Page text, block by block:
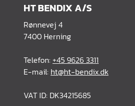
Emballage
Glas & spejle
HT BENDIX A/S
Rønnevej 4
7400 Herning
Telefon: +45 9626 3311
E-mail: ht@ht-bendix.dk
VAT ID: DK34215685